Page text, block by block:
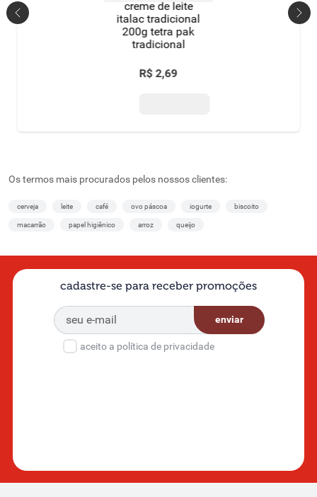
creme de leite
italac tradicional
200g tetra pak
tradicional
R$ 2,69
Os termos mais procurados pelos nossos clientes:
cerveja leite café ovo páscoa iogurte biscoito
macarrão papel higiênico arroz queijo
cadastre-se para receber promoções
enviar
aceito a política de privacidade